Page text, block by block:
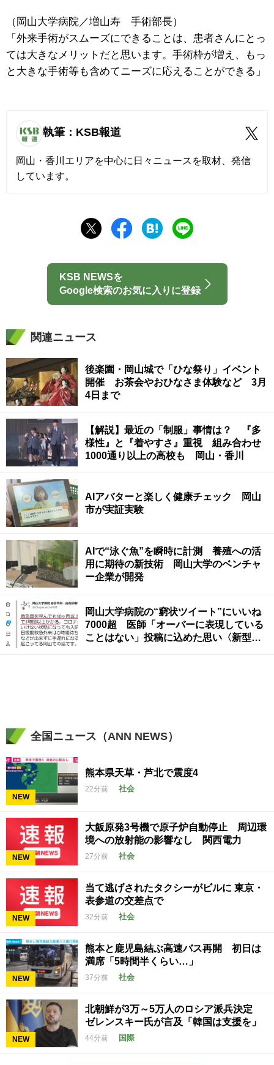
（岡山大学病院／増山寿 手術部長）
「外来手術がスムーズにできることは、患者さんにとっ
ては大きなメリットだと思います。手術枠が増え、もっ
と大きな手術等も含めてニーズに応えることができる」
執筆：KSB報道
岡山・香川エリアを中心に日々ニュースを取材、発信
しています。
KSB NEWSを
Google検索のお気に入りに登録
関連ニュース
後楽園・岡山城で「ひな祭り」イベント
開催 お茶会やおひなさま体験など 3月
4日まで
【解説】最近の「制服」事情は？ 『多
様性』と『着やすさ』重視 組み合わせ
1000通り以上の高校も 岡山・香川
AIアバターと楽しく健康チェック 岡山
市が実証実験
AIで“泳ぐ魚”を瞬時に計測 養殖への活
用に期待の新技術 岡山大学のベンチャ
ー企業が開発
岡山大学病院の“窮状ツイート”にいいね
7000超 医師「オーバーに表現している
ことはない」投稿に込めた思い〈新型コ
全国ニュース（ANN NEWS）
NEW
熊本県天草・芦北で震度4
22分前 社会
NEW
大飯原発3号機で原子炉自動停止 周辺環
境への放射能の影響なし 関西電力
27分前 社会
NEW
当て逃げされたタクシーがビルに 東京・
表参道の交差点で
32分前 社会
NEW
熊本と鹿児島結ぶ高速バス再開 初日は
満席「5時間半くらい…」
37分前 社会
NEW
北朝鮮が3万～5万人のロシア派兵決定
ゼレンスキー氏が言及「韓国は支援を」
44分前 国際